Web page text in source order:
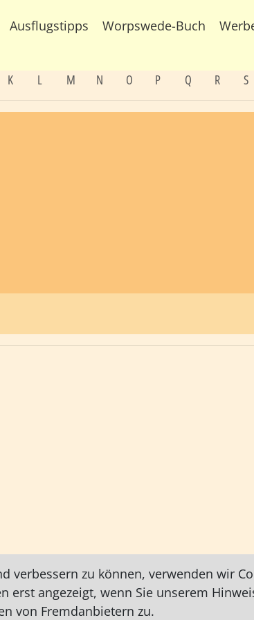
Ausflugstipps Worpswede-Buch
K L M N O P Q R S
zu können, verwenden wir
angezeigt, wenn Sie unserem
von Fremdanbietern zu.